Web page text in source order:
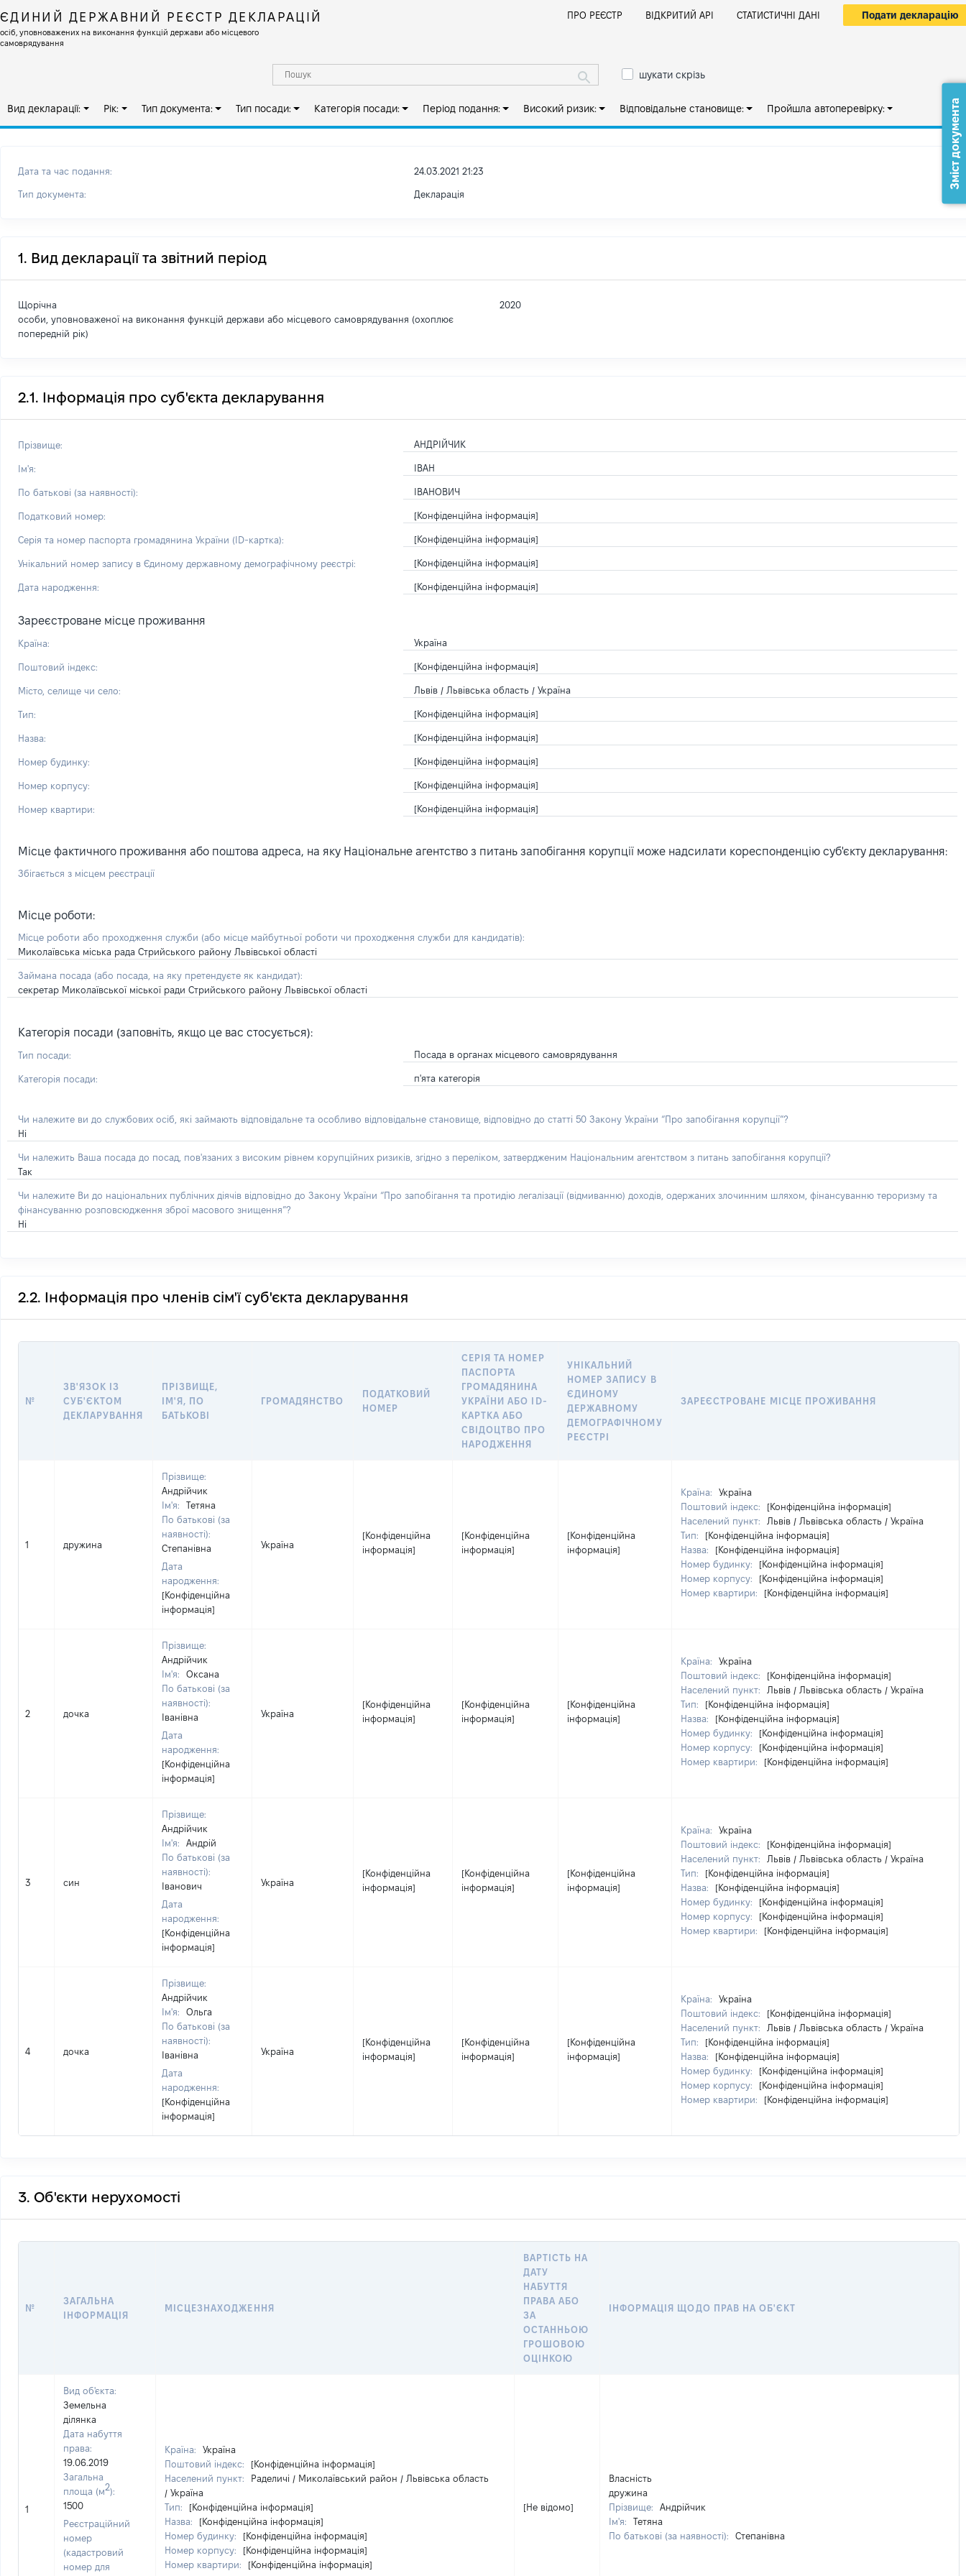
ЄДИНИЙ ДЕРЖАВНИЙ РЕЄСТР ДЕКЛАРАЦІЙ
осіб, уповноважених на виконання функцій держави або місцевого
самоврядування
ПРО РЕЄСТР ВІДКРИТИЙ АРІ СТАТИСТИЧНІ ДАНІ Подати декларацію
шукати скрізь
Вид декларації: Рік: Тип документа: Тип посади: Категорія посади: Період подання: Високий ризик: Відповідальне становище: Пройшла автоперевірку:
Дата та час подання: 24.03.2021 21:23
Тип документа: Декларація
1. Вид декларації та звітний період
Щорічна
особи, уповноваженої на виконання функцій держави або місцевого самоврядування (охоплює
попередній рік)
2020
2.1. Інформація про суб'єкта декларування
Прізвище: АНДРІЙЧИК
Ім'я: ІВАН
По батькові (за наявності): ІВАНОВИЧ
Податковий номер: [Конфіденційна інформація]
Серія та номер паспорта громадянина України (ID-картка): [Конфіденційна інформація]
Унікальний номер запису в Єдиному державному демографічному реєстрі: [Конфіденційна інформація]
Дата народження: [Конфіденційна інформація]
Зареєстроване місце проживання
Країна: Україна
Поштовий індекс: [Конфіденційна інформація]
Місто, селище чи село: Львів / Львівська область / Україна
Тип: [Конфіденційна інформація]
Назва: [Конфіденційна інформація]
Номер будинку: [Конфіденційна інформація]
Номер корпусу: [Конфіденційна інформація]
Номер квартири: [Конфіденційна інформація]
Місце фактичного проживання або поштова адреса, на яку Національне агентство з питань запобігання корупції може надсилати кореспонденцію суб'єкту декларування:
Збігається з місцем реєстрації
Місце роботи:
Місце роботи або проходження служби (або місце майбутньої роботи чи проходження служби для кандидатів):
Миколаївська міська рада Стрийського району Львівської області
Займана посада (або посада, на яку претендуєте як кандидат):
секретар Миколаївської міської ради Стрийського району Львівської області
Категорія посади (заповніть, якщо це вас стосується):
Тип посади: Посада в органах місцевого самоврядування
Категорія посади: п'ята категорія
Чи належите ви до службових осіб, які займають відповідальне та особливо відповідальне становище, відповідно до статті 50 Закону України “Про запобігання корупції”?
Ні
Чи належить Ваша посада до посад, пов'язаних з високим рівнем корупційних ризиків, згідно з переліком, затвердженим Національним агентством з питань запобігання корупції?
Так
Чи належите Ви до національних публічних діячів відповідно до Закону України “Про запобігання та протидію легалізації (відмиванню) доходів, одержаних злочинним шляхом, фінансуванню тероризму та
фінансуванню розповсюдження зброї масового знищення”?
Ні
2.2. Інформація про членів сім'ї суб'єкта декларування
№
ЗВ'ЯЗОК ІЗ
СУБ'ЄКТОМ
ДЕКЛАРУВАННЯ
ПРІЗВИЩЕ,
ІМ'Я, ПО
БАТЬКОВІ
ГРОМАДЯНСТВО
ПОДАТКОВИЙ
НОМЕР
СЕРІЯ ТА НОМЕР
ПАСПОРТА
ГРОМАДЯНИНА
УКРАЇНИ АБО ID-
КАРТКА АБО
СВІДОЦТВО ПРО
НАРОДЖЕННЯ
УНІКАЛЬНИЙ
НОМЕР ЗАПИСУ В
ЄДИНОМУ
ДЕРЖАВНОМУ
ДЕМОГРАФІЧНОМУ
РЕЄСТРІ
ЗАРЕЄСТРОВАНЕ МІСЦЕ ПРОЖИВАННЯ
1 дружина
Прізвище:
Андрійчик
Ім'я:
Тетяна
По батькові (за
наявності):
Степанівна
Дата
народження:
[Конфіденційна
інформація]
Україна
[Конфіденційна
інформація]
[Конфіденційна
інформація]
[Конфіденційна
інформація]
Країна:
Україна
Поштовий індекс:
[Конфіденційна інформація]
Населений пункт:
Львів / Львівська область / Україна
Тип:
[Конфіденційна інформація]
Назва:
[Конфіденційна інформація]
Номер будинку:
[Конфіденційна інформація]
Номер корпусу:
[Конфіденційна інформація]
Номер квартири:
[Конфіденційна інформація]
2 дочка
Прізвище:
Андрійчик
Ім'я:
Оксана
По батькові (за
наявності):
Іванівна
Дата
народження:
[Конфіденційна
інформація]
Україна
[Конфіденційна
інформація]
[Конфіденційна
інформація]
[Конфіденційна
інформація]
Країна:
Україна
Поштовий індекс:
[Конфіденційна інформація]
Населений пункт:
Львів / Львівська область / Україна
Тип:
[Конфіденційна інформація]
Назва:
[Конфіденційна інформація]
Номер будинку:
[Конфіденційна інформація]
Номер корпусу:
[Конфіденційна інформація]
Номер квартири:
[Конфіденційна інформація]
3 син
Прізвище:
Андрійчик
Ім'я:
Андрій
По батькові (за
наявності):
Іванович
Дата
народження:
[Конфіденційна
інформація]
Україна
[Конфіденційна
інформація]
[Конфіденційна
інформація]
[Конфіденційна
інформація]
Країна:
Україна
Поштовий індекс:
[Конфіденційна інформація]
Населений пункт:
Львів / Львівська область / Україна
Тип:
[Конфіденційна інформація]
Назва:
[Конфіденційна інформація]
Номер будинку:
[Конфіденційна інформація]
Номер корпусу:
[Конфіденційна інформація]
Номер квартири:
[Конфіденційна інформація]
4 дочка
Прізвище:
Андрійчик
Ім'я:
Ольга
По батькові (за
наявності):
Іванівна
Дата
народження:
[Конфіденційна
інформація]
Україна
[Конфіденційна
інформація]
[Конфіденційна
інформація]
[Конфіденційна
інформація]
Країна:
Україна
Поштовий індекс:
[Конфіденційна інформація]
Населений пункт:
Львів / Львівська область / Україна
Тип:
[Конфіденційна інформація]
Назва:
[Конфіденційна інформація]
Номер будинку:
[Конфіденційна інформація]
Номер корпусу:
[Конфіденційна інформація]
Номер квартири:
[Конфіденційна інформація]
3. Об'єкти нерухомості
№
ЗАГАЛЬНА
ІНФОРМАЦІЯ
МІСЦЕЗНАХОДЖЕННЯ
ВАРТІСТЬ НА
ДАТУ
НАБУТТЯ
ПРАВА АБО
ЗА
ОСТАННЬОЮ
ГРОШОВОЮ
ОЦІНКОЮ
ІНФОРМАЦІЯ ЩОДО ПРАВ НА ОБ'ЄКТ
1
Вид об'єкта:
Земельна
ділянка
Дата набуття
права:
19.06.2019
Загальна
площа (м2):
1500
Реєстраційний
номер
(кадастровий
номер для
Країна:
Україна
Поштовий індекс:
[Конфіденційна інформація]
Населений пункт:
Раделичі / Миколаївський район / Львівська область
/ Україна
Тип:
[Конфіденційна інформація]
Назва:
[Конфіденційна інформація]
Номер будинку:
[Конфіденційна інформація]
Номер корпусу:
[Конфіденційна інформація]
Номер квартири:
[Конфіденційна інформація]
[Не відомо]
Власність
дружина
Прізвище:
Андрійчик
Ім'я:
Тетяна
По батькові (за наявності):
Степанівна
Зміст документа